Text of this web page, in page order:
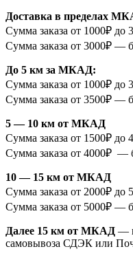
Доставка в пределах
Сумма заказа от 1000₽
Сумма заказа от 3000₽ —
До 5 км за МКАД:
Сумма заказа от 1000₽
Сумма заказа от 3500₽ —
5 — 10 км от МКАД
Сумма заказа от 1500₽
Сумма заказа от 4000₽ —
10 — 15 км от МКАД
Сумма заказа от 2000₽
Сумма заказа от 5000₽ —
Далее 15 км от МКАД —
самовывоза СДЭК или